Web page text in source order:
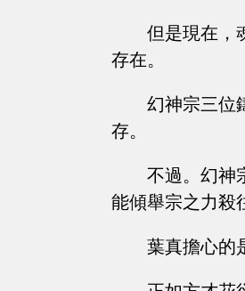
但是現在，
存在。
幻神宗三位
存。
不過。幻神
能傾舉宗之力殺
葉真擔心的